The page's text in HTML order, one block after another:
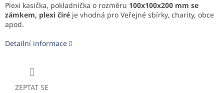
Plexi kasička, pokladnička o rozměru 100x100x200 mm se
zámkem, plexi čiré je vhodná pro Veřejné sbírky, charity, obce
apod.
Detailní informace
ZEPTAT SE